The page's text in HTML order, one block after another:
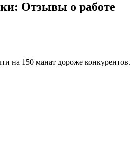
Отзывы о работе
на 150 манат дороже конкурентов.